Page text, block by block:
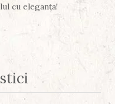
cu eleganța!